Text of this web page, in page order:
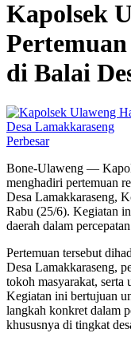
Kapolsek
di Balai
Perbesar
Bone-Ulaweng —
menghadiri pertemuan
Desa Lamakkaraseng,
Rabu (25/6). Kegiatan
daerah dalam
Pertemuan tersebut
Desa Lamakkaraseng,
tokoh masyarakat, serta
Kegiatan ini bertujuan
langkah konkret dalam
khususnya di tingkat